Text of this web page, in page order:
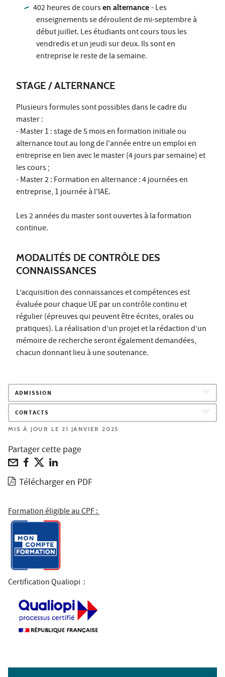
402 heures de coursen alternance- Les
enseignements se déroulent de mi-septembre à
début juillet. Les étudiants ont cours tous les
vendredis et un jeudi sur deux. Ils sont en
entreprise le reste de la semaine.
STAGE / ALTERNANCE
Plusieurs formules sont possibles dans le cadre du
master :
- Master 1 : stage de 5 mois en formation initiale ou
alternance tout au long de l'année entre un emploi en
entreprise en lien avec le master (4 jours par semaine) et
les cours ;
- Master 2 : Formation en alternance : 4 journées en
entreprise, 1 journée à l'IAE.
Les 2 années du master sont ouvertes à la formation
continue.
MODALITÉS DE CONTRÔLE DES
CONNAISSANCES
L’acquisition des connaissances et compétences est
évaluée pour chaque UE par un contrôle continu et
régulier (épreuves qui peuvent être écrites, orales ou
pratiques). La réalisation d’un projet et la rédaction d’un
mémoire de recherche seront également demandées,
chacun donnant lieu à une soutenance.
ADMISSION
CONTACTS
MIS À JOUR LE 21 JANVIER 2025
Partager cette page
Télécharger en PDF
Formation éligible au CPF :
Certification Qualiopi :